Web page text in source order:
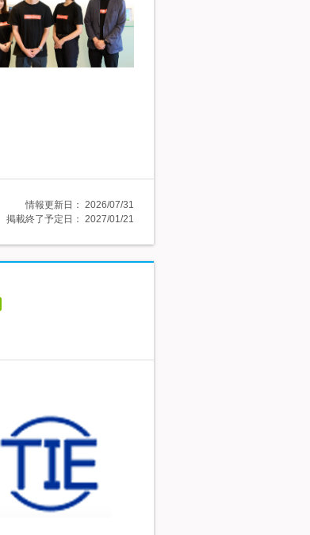
情報更新日： 2026/07/31
掲載終了予定日： 2027/01/21